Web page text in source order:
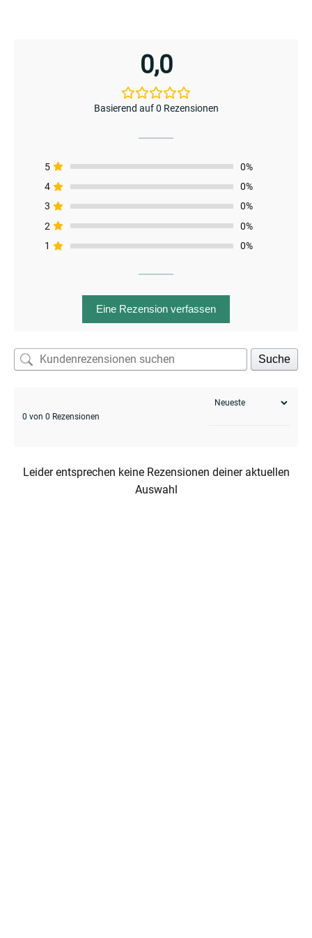
0,0
Basierend auf 0 Rezensionen
5
0%
4
0%
3
0%
2
0%
1
0%
Eine Rezension verfassen
Suche
0 von 0 Rezensionen
Leider entsprechen keine Rezensionen deiner aktuellen
Auswahl